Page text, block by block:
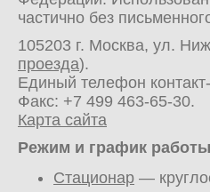
частично без
105203 г. Москва, ул.
проезда).
Единый телефон
Факс: +7 499 463-65-30.
Карта сайта
Режим и график
Стационар —